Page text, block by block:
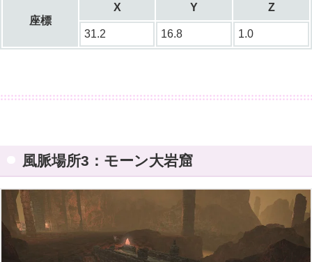
座標
X Y Z
31.2 16.8 1.0
風脈場所3：モーン大岩窟